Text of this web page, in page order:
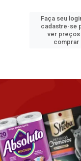
Faça seu
cadastre-se
ver preços
comprar